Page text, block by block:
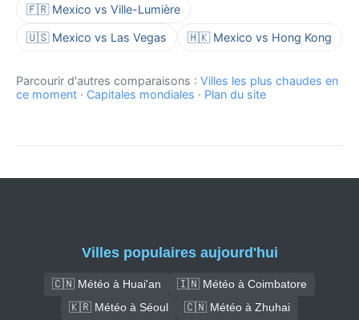
🇫🇷 Mexico vs Ville-Lumière
🇺🇸 Mexico vs Las Vegas 🇭🇰 Mexico vs Hong Kong
Parcourir d'autres comparaisons : Villes les plus chaudes en
ce moment · Capitales mondiales · Plan du site
Villes populaires aujourd'hui
🇨🇳 Météo à Huai'an
🇮🇳 Météo à Coimbatore
🇰🇷 Météo à Séoul
🇨🇳 Météo à Zhuhai